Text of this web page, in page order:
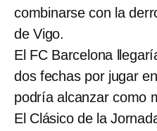
combinarse con la
de Vigo.
El FC Barcelona
dos fechas por jugar
podría alcanzar como
El Clásico de la